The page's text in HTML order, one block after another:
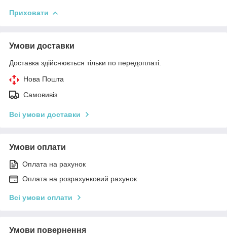
Приховати
Умови доставки
Доставка здійснюється тільки по передоплаті.
Нова Пошта
Самовивіз
Всі умови доставки
Умови оплати
Оплата на рахунок
Оплата на розрахунковий рахунок
Всі умови оплати
Умови повернення